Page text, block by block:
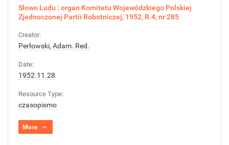
Słowo Ludu : organ Komitetu Wojewódzkiego Polskiej
Zjednoczonej Partii Robotniczej, 1952, R.4, nr 285
Creator:
Perłowski, Adam. Red.
Date:
1952.11.28
Resource Type:
czasopismo
More